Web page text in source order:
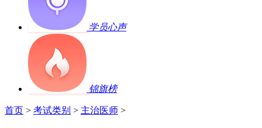
学员心声
锦旗榜
首页 > 考试类别 > 主治医师 >